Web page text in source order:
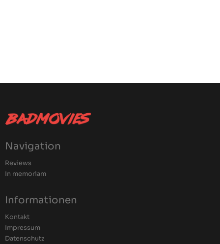
Navigation
Reviews
In memoriam
Informationen
Kontakt
Impressum
Datenschutz